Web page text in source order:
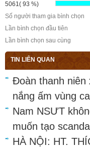
5061( 93 %)
Số người tham gia bình chọn
Lần bình chọn đầu tiên
Lần bình chọn sau cùng
TIN LIÊN QUAN
Đoàn thanh niên
nắng ấm vùng
Nam NSƯT
muốn tạo
HÀ NỘI: HT.